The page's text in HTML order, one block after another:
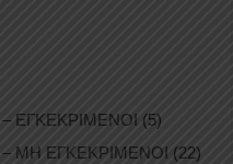
ΕΓΚΕΚΡΙΜΕΝΟΙ (5)
ΜΗ ΕΓΚΕΚΡΙΜΕΝΟΙ (22)